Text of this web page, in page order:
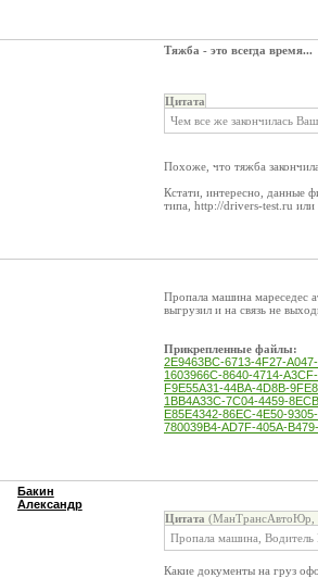
Тяжба - это всегда время...
Цитата
Чем все же закончилась
Похоже, что тяжба
Кстати, интересно, данные
типа, http://drivers-test.ru
Пропала машина мареседес
выгрузил и на связь не
Прикрепленные файлы:
2E9463BC-6713-4F27-
1603966C-8640-4714-
F9E55A31-44BA-4D8B-
1BB4A33C-7C04-4459-
E85E4342-86EC-4E50-
780039B4-AD7F-405A-
Бакин
Александр
Цитата (МанТрансАвтоЮр,
Пропала машина, Водитель
Какие документы на груз